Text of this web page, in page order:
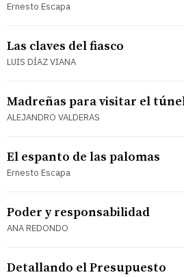
Ernesto Escapa
Las claves del fiasco
LUIS DÍAZ VIANA
Madreñas para visitar el
ALEJANDRO VALDERAS
El espanto de las palomas
Ernesto Escapa
Poder y responsabilidad
ANA REDONDO
Detallando el Presupuesto